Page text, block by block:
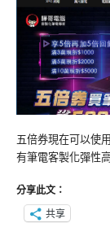
五倍券現在可以使
有筆電客製化彈性
分享此文：
共享